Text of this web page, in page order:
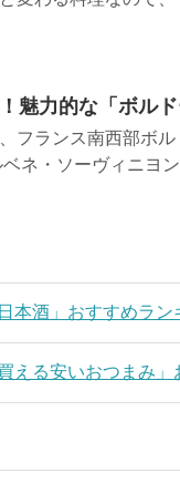
魅力的な「ボル
フランス南西部ボ
ネ・ソーヴィニヨ
本酒」おすすめラン
える安いおつまみ」